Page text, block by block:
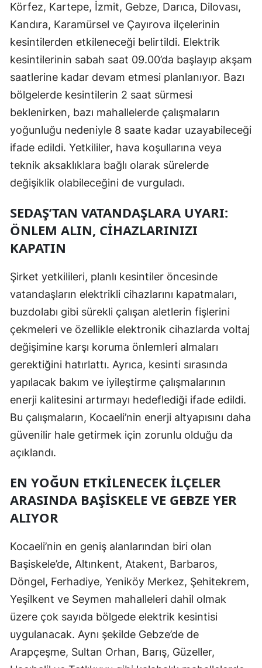
Kayseri
Kırklareli
Kırşehir
Kocaeli
Konya
Kütahya
Malatya
Manisa
Kahramanmaraş
Mardin
Muş
Nevşehir
Niğde
Ordu
Sakarya
Samsun
Sivas
Tokat
Trabzon
Tunceli
Şanlıurfa
Uşak
Van
Körfez, Kartepe, İzmit, Gebze, Darıca, Dilovası,
Kandıra, Karamürsel ve Çayırova ilçelerinin
kesintilerden etkileneceği belirtildi. Elektrik
kesintilerinin sabah saat 09.00’da başlayıp akşam
saatlerine kadar devam etmesi planlanıyor. Bazı
bölgelerde kesintilerin 2 saat sürmesi
beklenirken, bazı mahallelerde çalışmaların
yoğunluğu nedeniyle 8 saate kadar uzayabileceği
ifade edildi. Yetkililer, hava koşullarına veya
teknik aksaklıklara bağlı olarak sürelerde
değişiklik olabileceğini de vurguladı.
SEDAŞ’TAN VATANDAŞLARA UYARI:
ÖNLEM ALIN, CIHAZLARINIZI
KAPATIN
Şirket yetkilileri, planlı kesintiler öncesinde
vatandaşların elektrikli cihazlarını kapatmaları,
buzdolabı gibi sürekli çalışan aletlerin fişlerini
çekmeleri ve özellikle elektronik cihazlarda voltaj
değişimine karşı koruma önlemleri almaları
gerektiğini hatırlattı. Ayrıca, kesinti sırasında
yapılacak bakım ve iyileştirme çalışmalarının
enerji kalitesini artırmayı hedeflediği ifade edildi.
Bu çalışmaların, Kocaeli’nin enerji altyapısını daha
güvenilir hale getirmek için zorunlu olduğu da
açıklandı.
EN YOĞUN ETKILENECEK İLÇELER
ARASINDA BAŞISKELE VE GEBZE YER
ALIYOR
Kocaeli’nin en geniş alanlarından biri olan
Başiskele’de, Altınkent, Atakent, Barbaros,
Döngel, Ferhadiye, Yeniköy Merkez, Şehitekrem,
Yeşilkent ve Seymen mahalleleri dahil olmak
üzere çok sayıda bölgede elektrik kesintisi
uygulanacak. Aynı şekilde Gebze’de de
Arapçeşme, Sultan Orhan, Barış, Güzeller,